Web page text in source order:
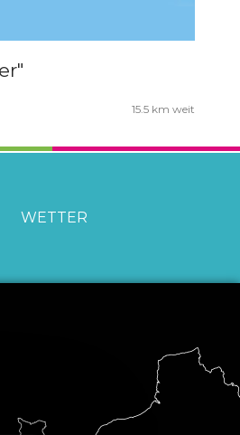
15.5 km weit
WETTER